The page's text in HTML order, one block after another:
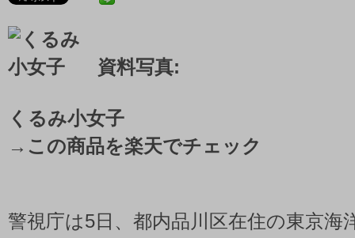
資料写真:
くるみ小女子
→ この商品を楽天でチェック
警視庁は5日、都内品川区在住の東京海